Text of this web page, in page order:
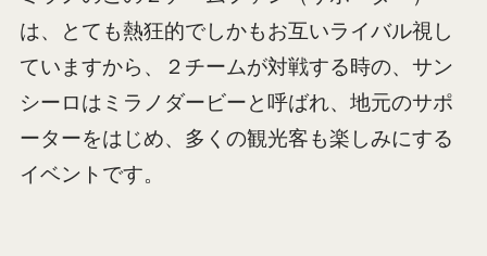
は、とても熱狂的でしかもお互いライバル視し
ていますから、２チームが対戦する時の、サン
シーロはミラノダービーと呼ばれ、地元のサポ
ーターをはじめ、多くの観光客も楽しみにする
イベントです。